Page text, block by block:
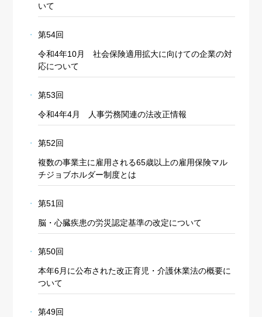
いて
第54回
令和4年10月 社会保険適用拡大に向けての企業の対
応について
第53回
令和4年4月 人事労務関連の法改正情報
第52回
複数の事業主に雇用される65歳以上の雇用保険マル
チジョブホルダー制度とは
第51回
脳・心臓疾患の労災認定基準の改定について
第50回
本年6月に公布された改正育児・介護休業法の概要に
ついて
第49回